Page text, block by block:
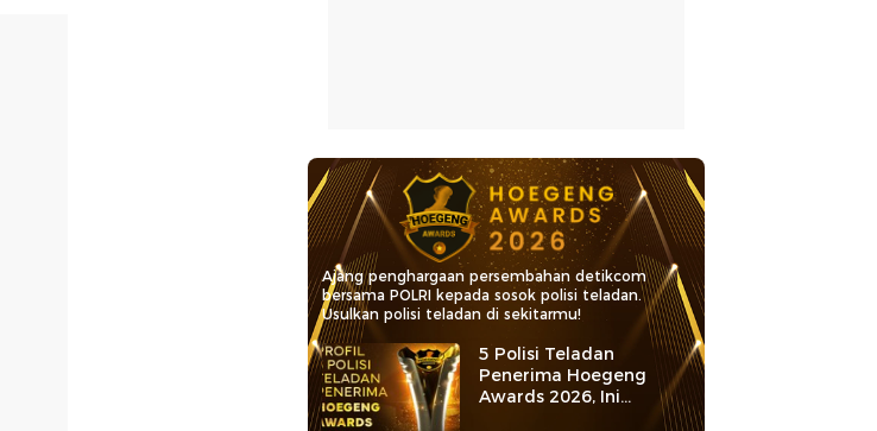
Ajang penghargaan persembahan detikcom
bersama POLRI kepada sosok polisi teladan.
Usulkan polisi teladan di sekitarmu!
5 Polisi Teladan
Penerima Hoegeng
Awards 2026, Ini
Kategori dan Kiprahnya